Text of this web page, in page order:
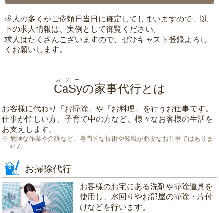
求人の多くがご依頼日当日に確定してしまいますので、以
下の求人情報は、実例として御覧ください。
求人はたくさんございますので、ぜひキャスト登録よろし
くお願いします。
CaSy
カジー
の家事代行とは
お客様に代わり「 お掃除 」や「 お料理 」を行うお仕事です。
仕事が忙しい方、子育て中の方など、様々なお客様の生活を
お支えします。
危険な作業や介護など、専門的な技術や知識が必要なお仕事ではありま
せん。
お掃除代行
お客様のお宅にある洗剤や掃除道具を
使用し、水回りやお部屋の掃除・片付
けなどを行います。